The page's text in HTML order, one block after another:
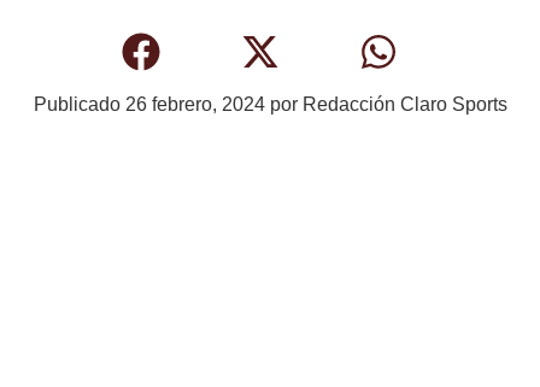
Publicado 26 febrero, 2024por Redacción Claro Sports